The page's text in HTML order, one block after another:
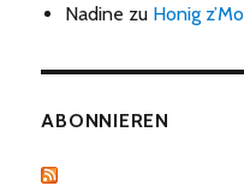
Nadine zu Honig
ABONNIEREN